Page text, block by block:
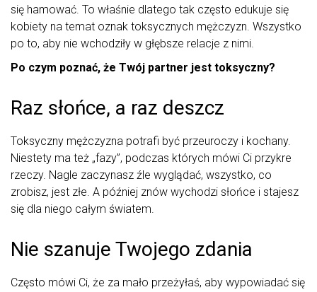
się hamować. To właśnie dlatego tak często edukuje się
kobiety na temat oznak toksycznych mężczyzn. Wszystko
po to, aby nie wchodziły w głębsze relacje z nimi.
Po czym poznać, że Twój partner jest toksyczny?
Raz słońce, a raz deszcz
Toksyczny mężczyzna potrafi być przeuroczy i kochany.
Niestety ma też „fazy”, podczas których mówi Ci przykre
rzeczy. Nagle zaczynasz źle wyglądać, wszystko, co
zrobisz, jest złe. A później znów wychodzi słońce i stajesz
się dla niego całym światem.
Nie szanuje Twojego zdania
Często mówi Ci, że za mało przeżyłaś, aby wypowiadać się